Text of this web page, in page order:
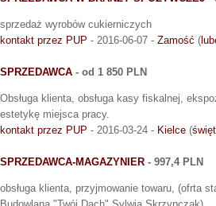
sprzedaż wyrobów cukierniczych
kontakt przez PUP - 2016-06-07 - Zamość (
SPRZEDAWCA - od 1 850 PLN
Obsługa klienta, obsługa kasy fiskalnej,
estetykę miejsca pracy.
kontakt przez PUP - 2016-03-24 - Kielce (
SPRZEDAWCA-MAGAZYNIER - 997,4 PLN
obsługa klienta, przyjmowanie towaru, (ofrta